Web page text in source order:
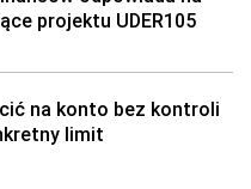
projektu UDER105
na konto bez kontroli
limit